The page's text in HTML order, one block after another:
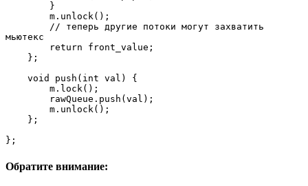
мьютекс
};
Обратите внимание: